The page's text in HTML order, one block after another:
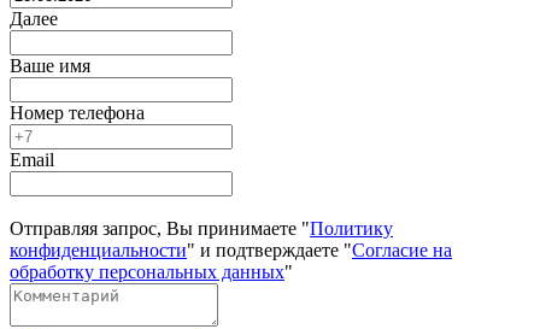
Далее
Ваше имя
Номер телефона
Email
Отправляя запрос, Вы принимаете "Политику
конфиденциальности" и подтверждаете "Согласие на
обработку персональных данных"